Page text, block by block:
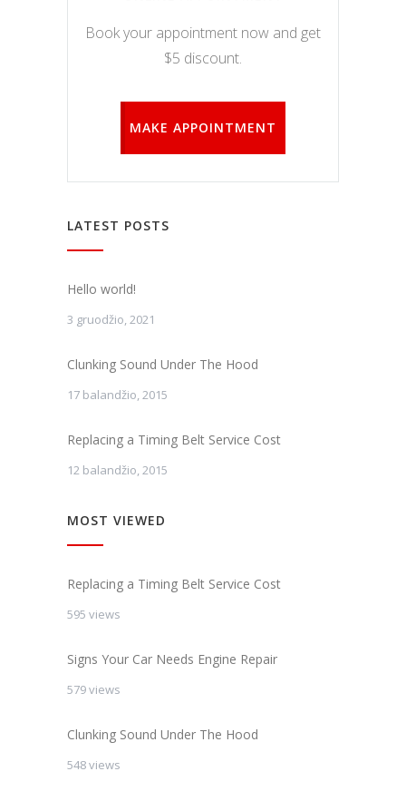
Book your appointment now and get
$5 discount.
MAKE APPOINTMENT
LATEST POSTS
Hello world!
3 gruodžio, 2021
Clunking Sound Under The Hood
17 balandžio, 2015
Replacing a Timing Belt Service Cost
12 balandžio, 2015
MOST VIEWED
Replacing a Timing Belt Service Cost
595 views
Signs Your Car Needs Engine Repair
579 views
Clunking Sound Under The Hood
548 views